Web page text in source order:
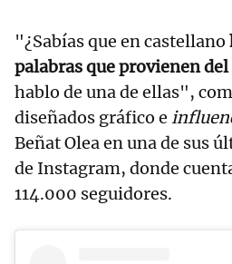
"¿Sabías que en castellano
palabras que provienen del
hablo de una de ellas",
diseñados gráfico e
Beñat Olea en una de sus
de Instagram, donde
114.000 seguidores.